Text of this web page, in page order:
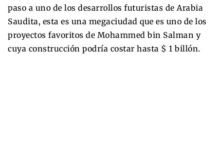
paso a uno de los desarrollos futuristas de Arabia
Saudita, esta es una megaciudad que es uno de los
proyectos favoritos de Mohammed bin Salman y
cuya construcción podría costar hasta $ 1 billón.